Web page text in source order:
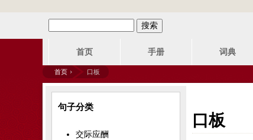
索
表
单
菜
单
首页 手册 词典
你
首页 › 口板
口板
句子分类
交际应酬